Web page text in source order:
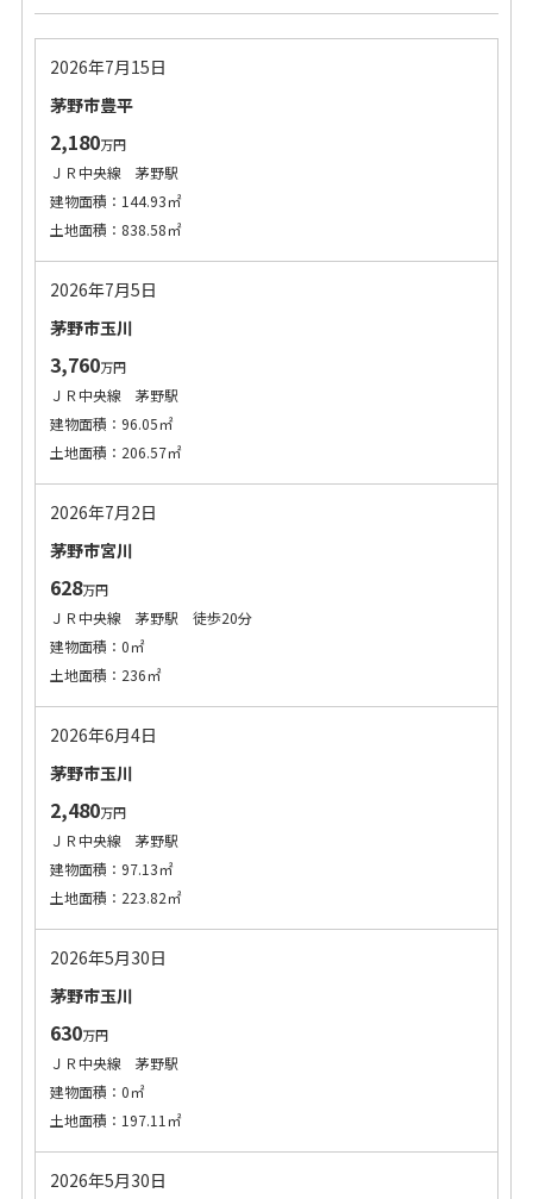
2026年7月15日
茅野市豊平
2,180万円
ＪＲ中央線 茅野駅
建物面積：144.93㎡
土地面積：838.58㎡
2026年7月5日
茅野市玉川
3,760万円
ＪＲ中央線 茅野駅
建物面積：96.05㎡
土地面積：206.57㎡
2026年7月2日
茅野市宮川
628万円
ＪＲ中央線 茅野駅 徒歩20分
建物面積：0㎡
土地面積：236㎡
2026年6月4日
茅野市玉川
2,480万円
ＪＲ中央線 茅野駅
建物面積：97.13㎡
土地面積：223.82㎡
2026年5月30日
茅野市玉川
630万円
ＪＲ中央線 茅野駅
建物面積：0㎡
土地面積：197.11㎡
2026年5月30日